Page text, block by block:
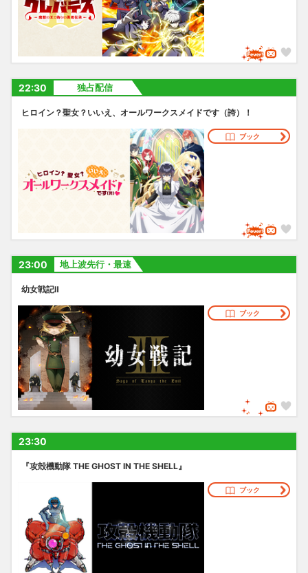
22:30 独占配信
ヒロイン？聖女？いいえ、オールワークスメイドです（誇）！
ブック
23:00 地上波先行・最速
幼女戦記Ⅱ
ブック
23:30
『攻殻機動隊 THE GHOST IN THE SHELL』
ブック